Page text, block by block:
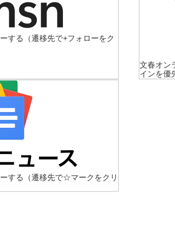
する
（遷移先で+フォローをク
文春オン
インを優
する
（遷移先で☆マークをクリ